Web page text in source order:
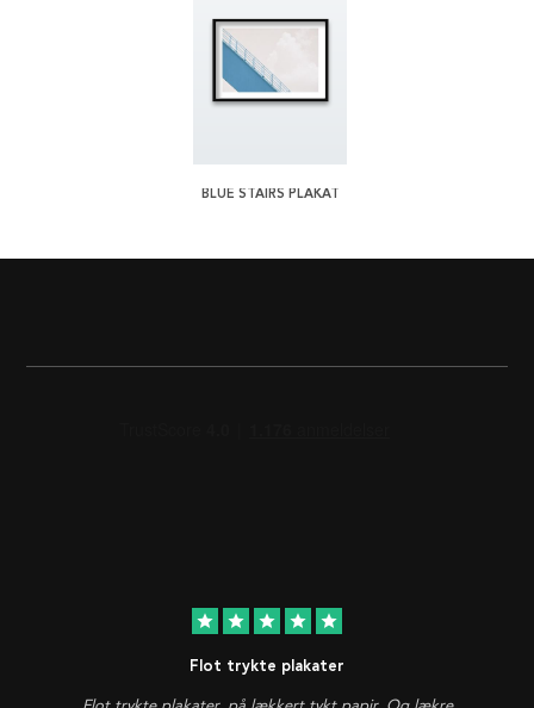
BLUE STAIRS PLAKAT
star star star star star
Flot trykte plakater